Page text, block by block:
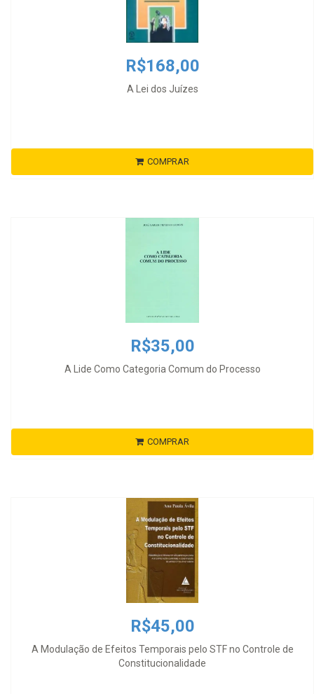
R$168,00
A Lei dos Juízes
COMPRAR
R$35,00
A Lide Como Categoria Comum do Processo
COMPRAR
R$45,00
A Modulação de Efeitos Temporais pelo STF no Controle de
Constitucionalidade